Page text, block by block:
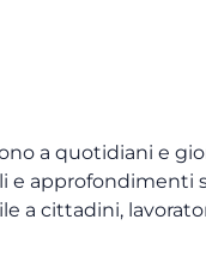
a quotidiani e
e approfondimenti
a cittadini,